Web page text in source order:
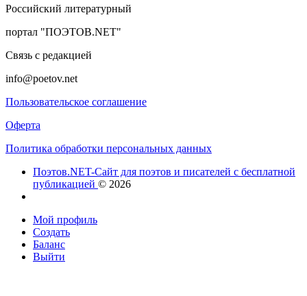
Российский литературный
портал "ПОЭТОВ.NET"
Связь с редакцией
info@poetov.net
Пользовательское соглашение
Оферта
Политика обработки персональных данных
Поэтов.NET-Сайт для поэтов и писателей с бесплатной
публикацией © 2026
Мой профиль
Создать
Баланс
Выйти